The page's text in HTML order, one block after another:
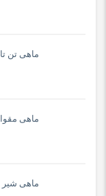
ماهی تن
ماهی
ماهی شیر